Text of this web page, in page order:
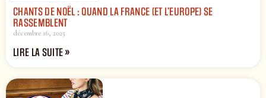
CHANTS DE NOËL : QUAND LA FRANCE (ET L’EUROPE) SE
RASSEMBLENT
décembre 16, 2025
LIRE LA SUITE »